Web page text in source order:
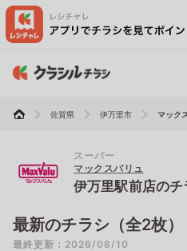
佐賀県 伊万里市 マック
スーパー
マックスバリュ
伊万里駅前店のチ
最新のチラシ（全2枚）
最終更新：2026/08/10